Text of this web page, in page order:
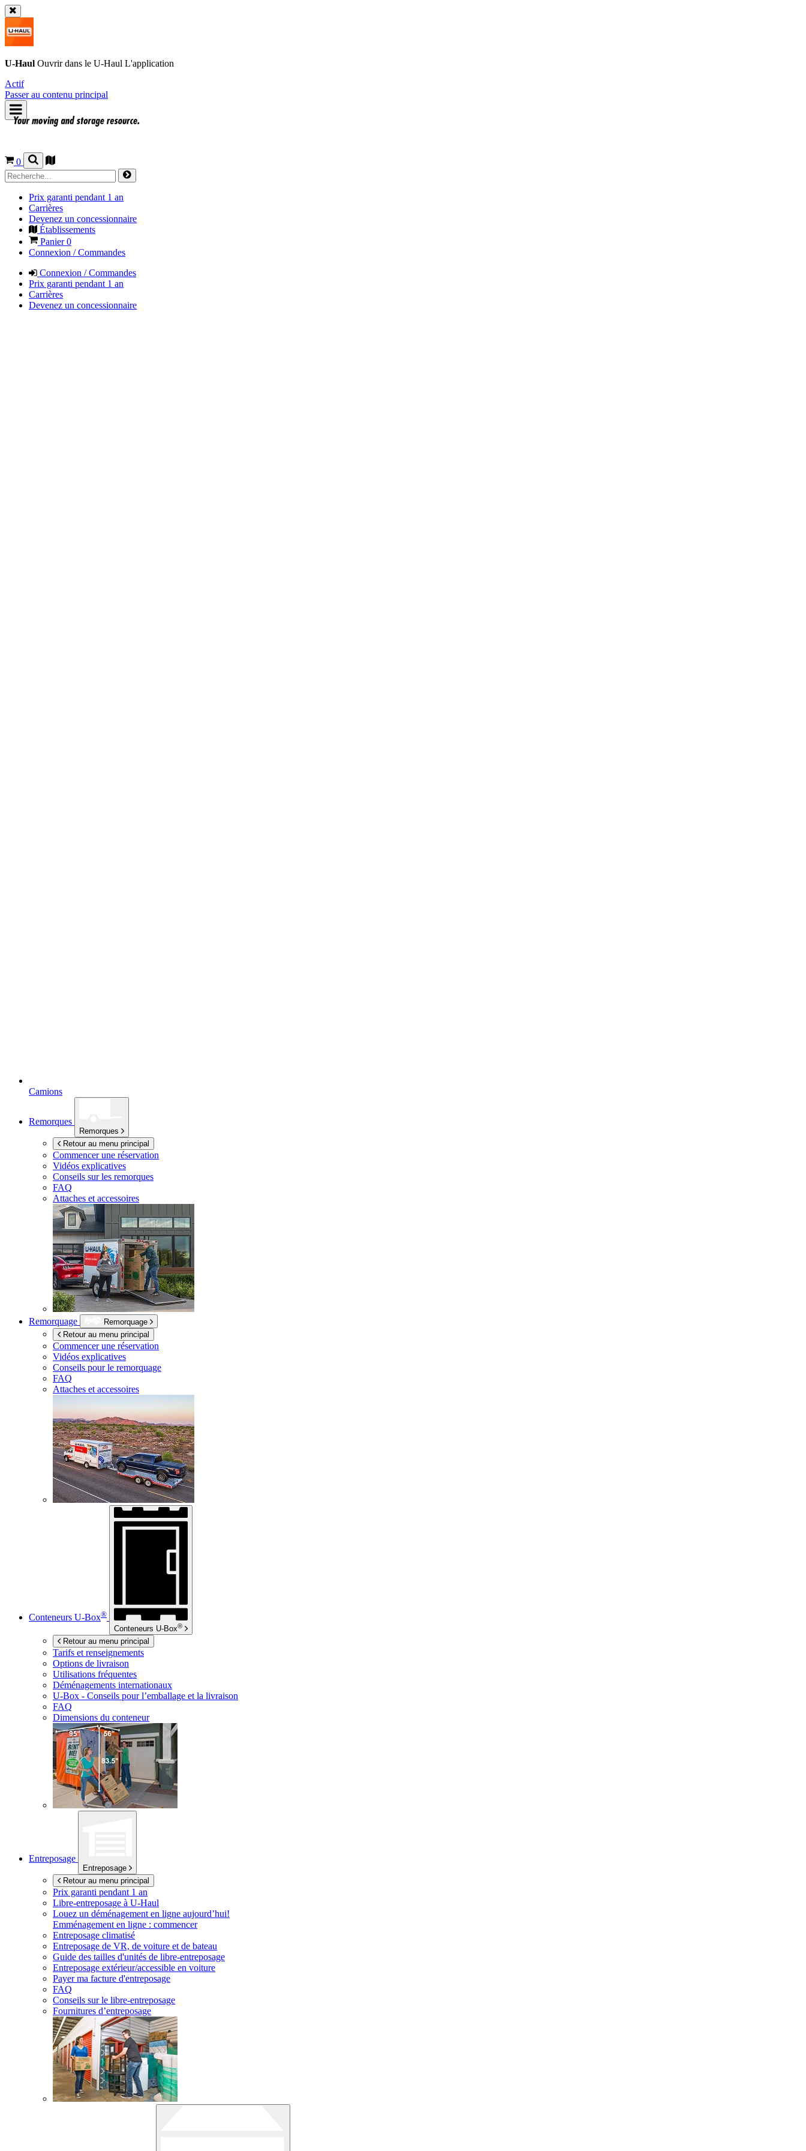
U-Haul Ouvrir dans le U-Haul L'application
Actif
Passer au contenu principal
0
Prix garanti pendant 1 an
Carrières
Devenez un concessionnaire
Établissements
Panier0
Connexion / Commandes
Connexion / Commandes
Prix garanti pendant 1 an
Carrières
Devenez un concessionnaire
Camions
Remorques
Remorques
Retour au menu principal
Commencer une réservation
Vidéos explicatives
Conseils sur les remorques
FAQ
Attaches et accessoires
Remorquage
Remorquage
Retour au menu principal
Commencer une réservation
Vidéos explicatives
Conseils pour le remorquage
FAQ
Attaches et accessoires
Conteneurs U-Box®
Conteneurs U-Box®
Retour au menu principal
Tarifs et renseignements
Options de livraison
Utilisations fréquentes
Déménagements internationaux
U-Box - Conseils pour l’emballage et la livraison
FAQ
Dimensions du conteneur
Entreposage
Entreposage
Retour au menu principal
Prix garanti pendant 1 an
Libre-entreposage à U-Haul
Louez un déménagement en ligne aujourd’hui!
Emménagement en ligne : commencer
Entreposage climatisé
Entreposage de VR, de voiture et de bateau
Guide des tailles d'unités de libre-entreposage
Entreposage extérieur/accessible en voiture
Payer ma facture d'entreposage
FAQ
Conseils sur le libre-entreposage
Fournitures d’entreposage